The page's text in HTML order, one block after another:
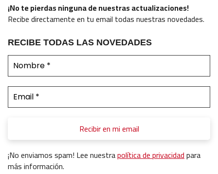
¡No te pierdas ninguna de nuestras actualizaciones!
Recibe directamente en tu email todas nuestras novedades.
RECIBE TODAS LAS NOVEDADES
¡No enviamos spam! Lee nuestrapolítica de privacidadpara
más información.